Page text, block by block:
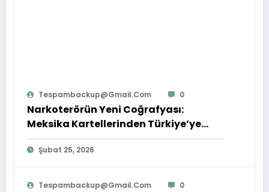
Tespambackup@gmail.com 0
Narkoterörün Yeni Coğrafyası:
Meksika Kartellerinden Türkiye’ye
Çıkarılan Dersler
Şubat 25, 2026
Tespambackup@gmail.com 0